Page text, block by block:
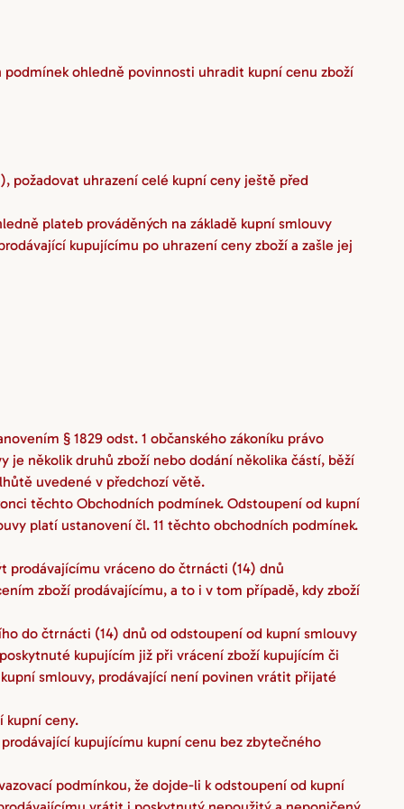
ohledně povinnosti uhradit kupní cenu zboží
požadovat uhrazení celé kupní ceny ještě před
plateb prováděných na základě kupní smlouvy
kupujícímu po uhrazení ceny zboží a zašle jej
§ 1829 odst. 1 občanského zákoníku právo
je několik druhů zboží nebo dodání několika částí, běží
uvedené v předchozí větě.
těchto Obchodních podmínek. Odstoupení od kupní
platí ustanovení čl. 11 těchto obchodních podmínek.
prodávajícímu vráceno do čtrnácti (14) dnů
zboží prodávajícímu, a to i v tom případě, kdy zboží
do čtrnácti (14) dnů od odstoupení od kupní smlouvy
kupujícím již při vrácení zboží kupujícím či
smlouvy, prodávající není povinen vrátit přijaté
kupní ceny.
kupujícímu kupní cenu bez zbytečného
podmínkou, že dojde-li k odstoupení od kupní